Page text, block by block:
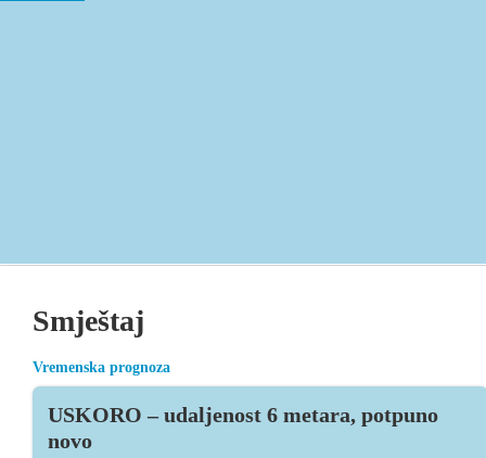
Smještaj
Vremenska prognoza
USKORO – udaljenost 6 metara, potpuno
novo